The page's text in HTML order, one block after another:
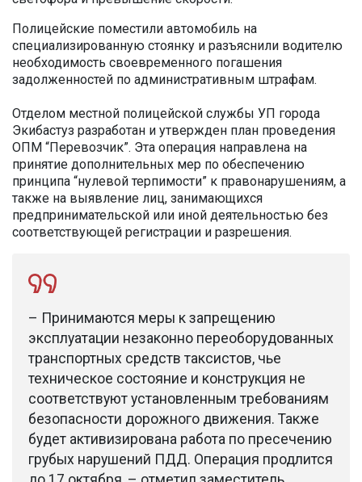
Полицейские поместили автомобиль на
специализированную стоянку и разъяснили водителю
необходимость своевременного погашения
задолженностей по административным штрафам.
Отделом местной полицейской службы УП города
Экибастуз разработан и утвержден план проведения
ОПМ “Перевозчик”. Эта операция направлена на
принятие дополнительных мер по обеспечению
принципа “нулевой терпимости” к правонарушениям, а
также на выявление лиц, занимающихся
предпринимательской или иной деятельностью без
соответствующей регистрации и разрешения.
– Принимаются меры к запрещению
эксплуатации незаконно переоборудованных
транспортных средств таксистов, чье
техническое состояние и конструкция не
соответствуют установленным требованиям
безопасности дорожного движения. Также
будет активизирована работа по пресечению
грубых нарушений ПДД. Операция продлится